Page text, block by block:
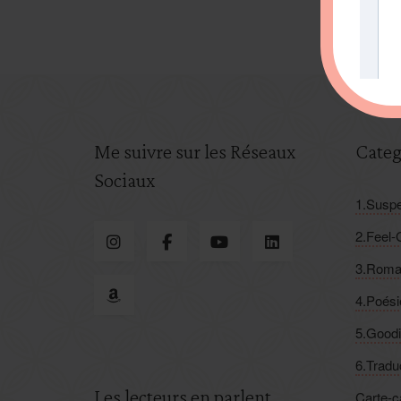
Me suivre sur les Réseaux
Sociaux
2.Feel-